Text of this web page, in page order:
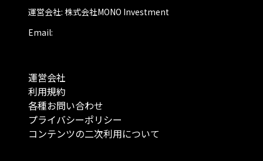
運営会社: 株式会社MONO Investment
Email:
運営会社
利用規約
各種お問い合わせ
プライバシーポリシー
コンテンツの二次利用について